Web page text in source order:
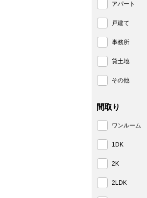
アパート
戸建て
事務所
貸土地
その他
間取り
ワンルーム
1DK
2K
2LDK